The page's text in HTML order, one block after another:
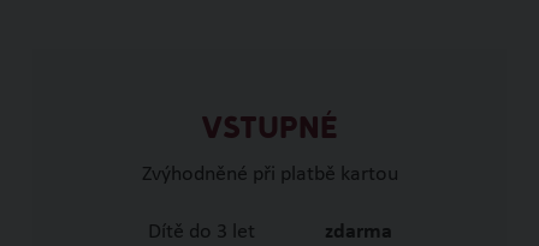
VSTUPNÉ
Zvýhodněné při platbě kartou
Dítě do 3 let
zdarma